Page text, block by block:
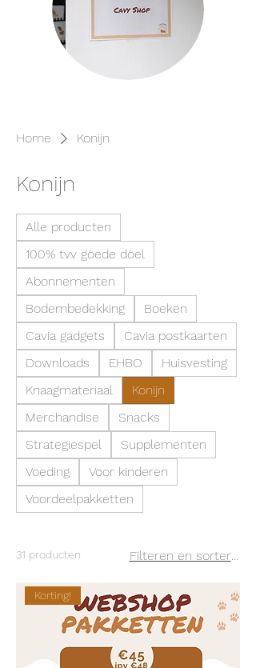
Home Konijn
Konijn
Alle producten
100% tvv goede doel
Abonnementen
Bodembedekking
Boeken
Cavia gadgets
Cavia postkaarten
Downloads
EHBO
Huisvesting
Knaagmateriaal
Konijn
Merchandise
Snacks
Strategiespel
Supplementen
Voeding
Voor kinderen
Voordeelpakketten
31 producten Filteren en sorteren
Korting!